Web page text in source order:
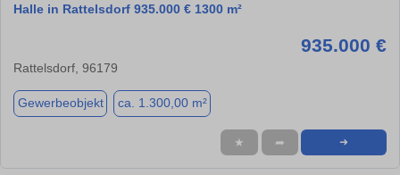
Halle in Rattelsdorf 935.000 € 1300 m²
935.000 €
Rattelsdorf, 96179
Gewerbeobjekt ca. 1.300,00 m²
★ ➦ ➜